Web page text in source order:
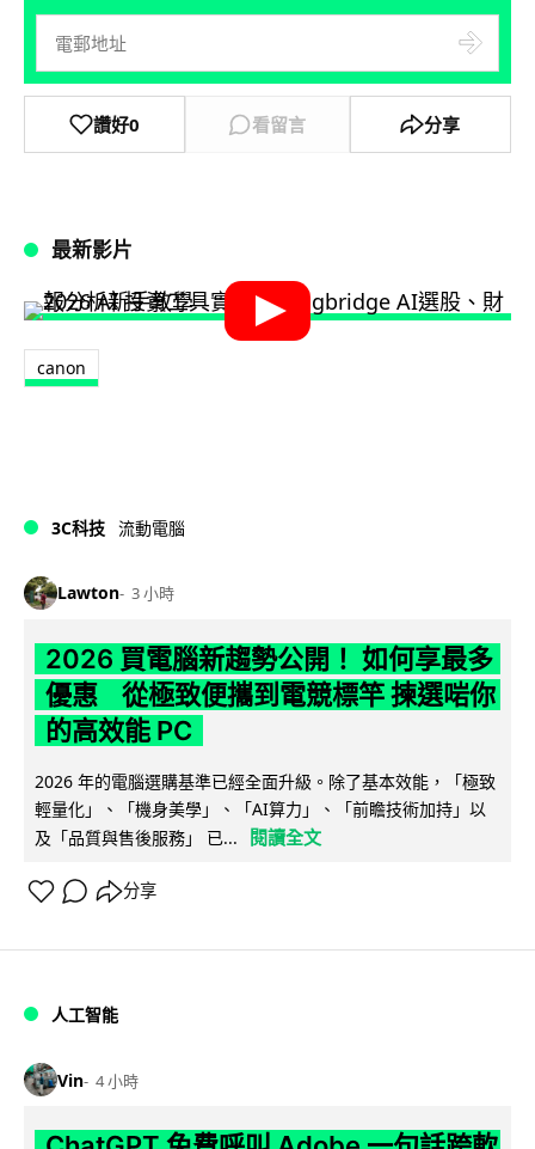
讚好0 看留言 分享
最新影片
canon
3C科技 流動電腦
Lawton 3 小時
2026 買電腦新趨勢公開！ 如何享最多
優惠 從極致便攜到電競標竿 揀選啱你
的高效能 PC
2026 年的電腦選購基準已經全面升級。除了基本效能，「極致
輕量化」、「機身美學」、「AI算力」、「前瞻技術加持」以
及「品質與售後服務」 已...
閱讀全文
分享
人工智能
Vin 4 小時